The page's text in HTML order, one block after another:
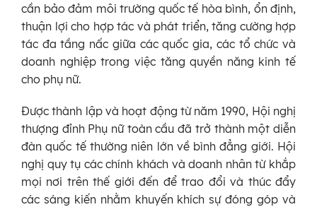
cần bảo đảm môi trường quốc tế hòa bình, ổn định,
thuận lợi cho hợp tác và phát triển, tăng cường hợp
tác đa tầng nấc giữa các quốc gia, các tổ chức và
doanh nghiệp trong việc tăng quyền năng kinh tế
cho phụ nữ.
Được thành lập và hoạt động từ năm 1990, Hội nghị
thượng đỉnh Phụ nữ toàn cầu đã trở thành một diễn
đàn quốc tế thường niên lớn về bình đẳng giới. Hội
nghị quy tụ các chính khách và doanh nhân từ khắp
mọi nơi trên thế giới đến để trao đổi và thúc đẩy
các sáng kiến nhằm khuyến khích sự đóng góp và